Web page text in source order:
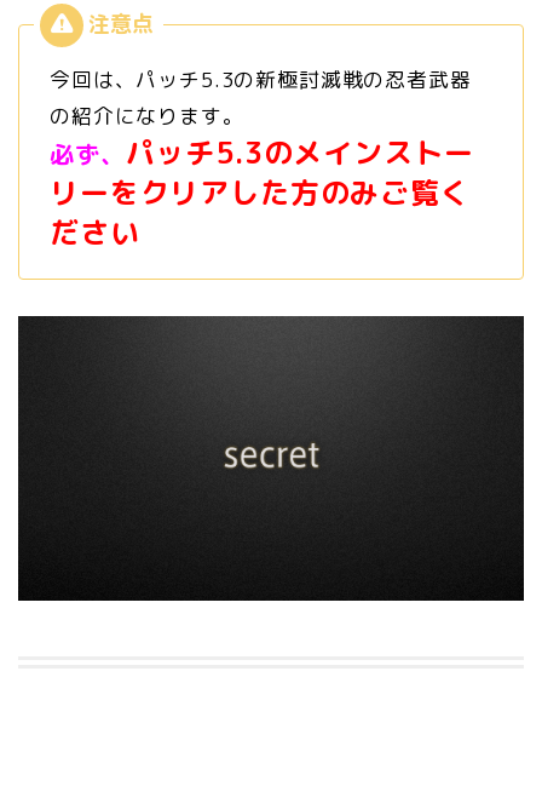
今回は、パッチ5.3の新極討滅戦の忍者武器
の紹介になります。
必ず、 パッチ5.3のメインストー
リーをクリアした方のみご覧く
ださい